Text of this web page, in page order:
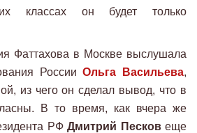
классах он будет только
Фаттахова в Москве выслушала
РоссииОльга Васильева,
из чего он сделал вывод, что в
В то время, как вчера же
РФДмитрий Песковеще